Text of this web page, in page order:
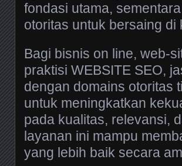
fondasi utama,
otoritas untuk bersaing
Bagi bisnis on line, web-
praktisi WEBSITE SEO,
dengan domains otoritas
untuk meningkatkan
pada kualitas, relevansi,
layanan ini mampu
yang lebih baik secara